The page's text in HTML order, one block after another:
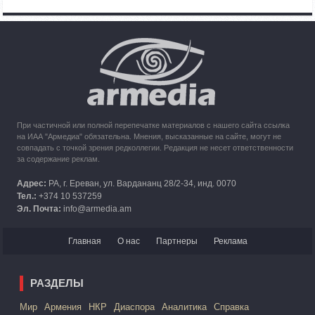
Кипр рассматривает возможность размещения беженцев
из Карабаха
При частичной или полной перепечатке материалов с нашего сайта ссылка
на ИАА "Армедиа" обязательна. Мнения, высказанные на сайте, могут не
совпадать с точкой зрения редколлегии. Редакция не несет ответственности
за содержание реклам.
Адрес: РА, г. Ереван, ул. Вардананц 28/2-34, инд. 0070
Тел.: +374 10 537259
Эл. Почта: info@armedia.am
Главная О нас Партнеры Реклама
РАЗДЕЛЫ
Mир Армения НКР Диаспора Аналитика Справка